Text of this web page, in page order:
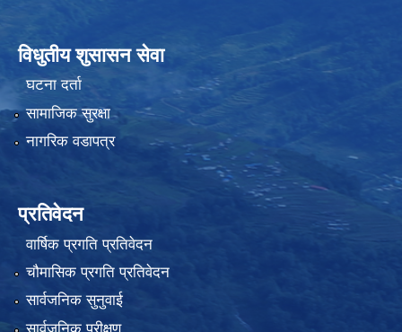
विधुतीय शुसासन सेवा
घटना दर्ता
सामाजिक सुरक्षा
नागरिक वडापत्र
प्रतिवेदन
वार्षिक प्रगति प्रतिवेदन
चौमासिक प्रगति प्रतिवेदन
सार्वजनिक सुनुवाई
सार्वजनिक परीक्षण